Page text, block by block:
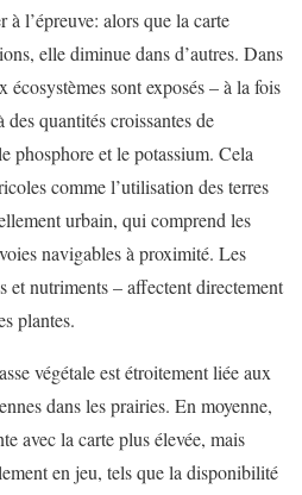
à l’épreuve: alors que la carte
elle diminue dans d’autres. Dans
écosystèmes sont exposés – à la fois
quantités croissantes de
phosphore et le potassium. Cela
comme l’utilisation des terres
urbain, qui comprend les
navigables à proximité. Les
et nutriments – affectent directement
plantes.
végétale est étroitement liée aux
dans les prairies. En moyenne,
avec la carte plus élevée, mais
en jeu, tels que la disponibilité